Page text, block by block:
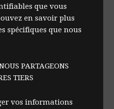
que vous
en savoir plus
spécifiques que nous
PARTAGEONS
TIERS
vos informations